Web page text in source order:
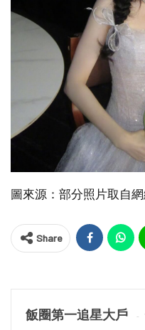
圖來源：部分照片取自
Share
飯圈第一追星大戶